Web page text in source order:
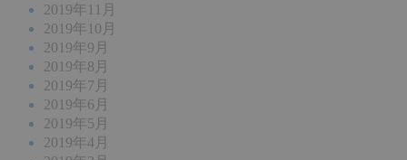
2019年11月
2019年10月
2019年9月
2019年8月
2019年7月
2019年6月
2019年5月
2019年4月